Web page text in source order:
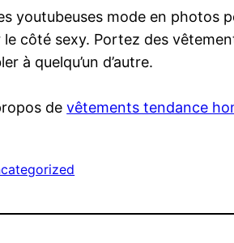
youtubeuses mode en
côté sexy. Portez des
à quelqu’un d’autre.
devêtements tendance